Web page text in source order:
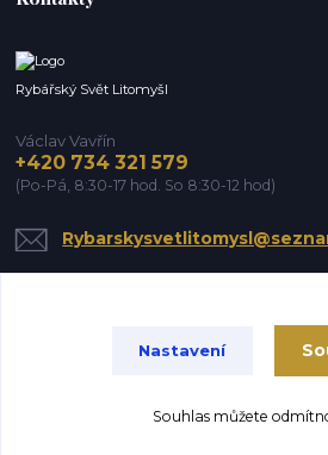
Rybářský Svět Litomyšl
Václav Vavřín
+420 734 321 579
(Po-Pá, 8:30-17 hod. So 8:30-12 hod)
Vytvořeno na Eshop-
Nastavení
Souhlas můžete